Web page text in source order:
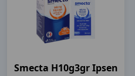
Smecta H10g3gr Ipsen